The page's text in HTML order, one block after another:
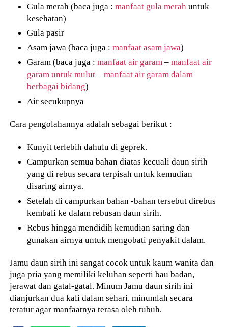
Gula merah (baca juga :manfaat gula merah untuk
kesehatan)
Gula pasir
Asam jawa (baca juga :manfaat asam jawa)
Garam (baca juga : manfaat air garam –manfaat air
garam untuk mulut –manfaat air garam dalam
berbagai bidang)
Air secukupnya
Cara pengolahannya adalah sebagai berikut :
Kunyit terlebih dahulu di geprek.
Campurkan semua bahan diatas kecuali daun sirih
yang di rebus secara terpisah untuk kemudian
disaring airnya.
Setelah di campurkan bahan -bahan tersebut direbus
kembali ke dalam rebusan daun sirih.
Rebus hingga mendidih kemudian saring dan
gunakan airnya untuk mengobati penyakit dalam.
Jamu daun sirih ini sangat cocok untuk kaum wanita dan
juga pria yang memiliki keluhan seperti bau badan,
jerawat dan gatal-gatal. Minum Jamu daun sirih ini
dianjurkan dua kali dalam sehari. minumlah secara
teratur agar manfaatnya terasa oleh tubuh.